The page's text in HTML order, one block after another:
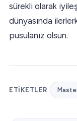
sürekli olarak
dünyasında
pusulanız olsun.
ETIKETLER